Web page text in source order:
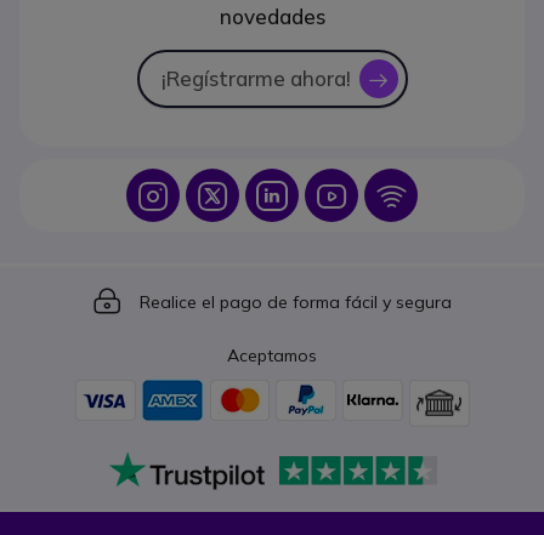
novedades
¡Regístrarme ahora! icon
Icon IconIcon Icon Icon
Icon
Realice el pago de forma fácil y segura
Aceptamos